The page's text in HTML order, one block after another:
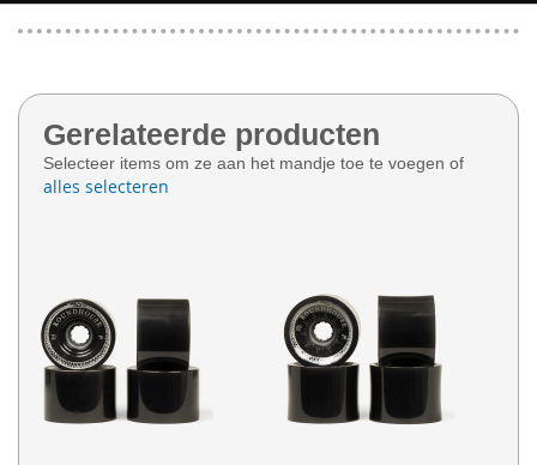
Gerelateerde producten
Selecteer items om ze aan het mandje toe te voegen of
alles selecteren